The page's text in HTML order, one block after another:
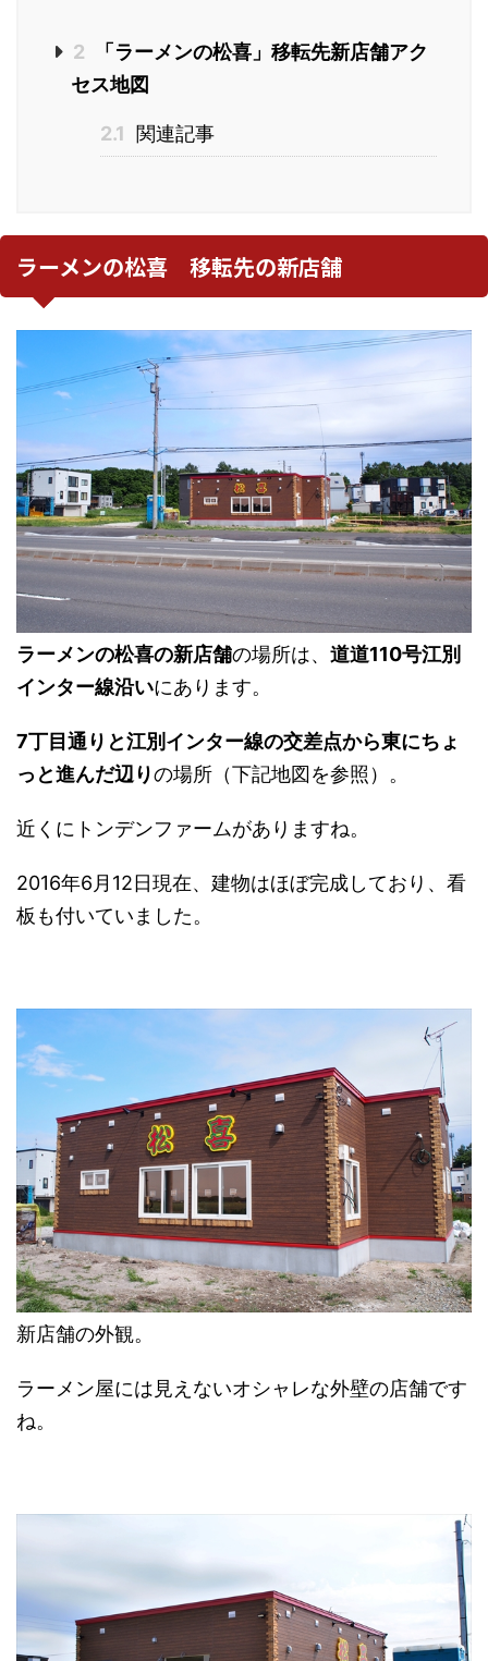
2
「ラーメンの松喜」移転先新店舗アク
セス地図
2.1 関連記事
ラーメンの松喜 移転先の新店舗
ラーメンの松喜の新店舗の場所は、 道道110号江別
インター線沿いにあります。
7丁目通りと江別インター線の交差点から東にちょ
っと進んだ辺りの場所（下記地図を参照）。
近くにトンデンファームがありますね。
2016年6月12日現在、建物はほぼ完成しており、看
板も付いていました。
新店舗の外観。
ラーメン屋には見えないオシャレな外壁の店舗です
ね。